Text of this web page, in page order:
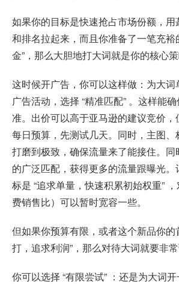
如果你的目标是快速抢占市场份额，
和排名拉起来，而且你准备了一笔充裕
金”，那么大胆地打大词就是你的核心策
这时候开广告，你可以这样做：为大
广告活动，选择 “精准匹配” 。这样能
准。出价可以高于亚马逊的建议竞价
每日预算，先测试几天。同时，主图
打磨到极致，确保流量来了能接住。
的广泛匹配，获得更多的流量跟曝光。
标是 “追求单量，快速积累初始权重”
费销售比）可以暂时宽容一些。
但如果你预算有限，或者这个新品你的
打，追求利润”，那么对待大词就要非常
你可以选择 “有限尝试” ：还是为大词